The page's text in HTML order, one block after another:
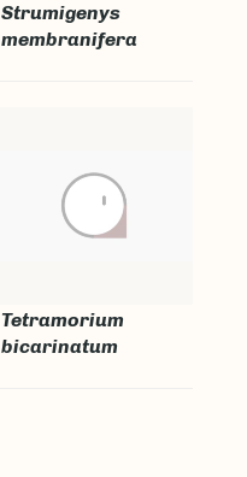
Strumigenys
membranifera
Tetramorium
bicarinatum